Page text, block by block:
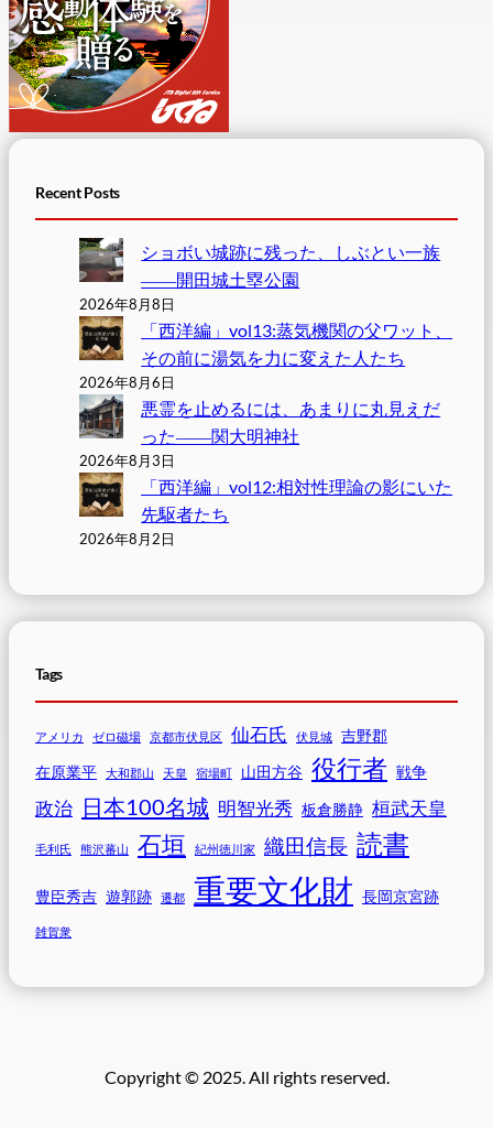
Recent Posts
ショボい城跡に残った、しぶとい一族
――開田城土塁公園
2026年8月8日
「西洋編」vol13:蒸気機関の父ワット、
その前に湯気を力に変えた人たち
2026年8月6日
悪霊を止めるには、あまりに丸見えだ
った――関大明神社
2026年8月3日
「西洋編」vol12:相対性理論の影にいた
先駆者たち
2026年8月2日
Tags
アメリカ ゼロ磁場 京都市伏見区 仙石氏 伏見城
吉野郡
在原業平
大和郡山 天皇 宿場町 山田方谷 役行者 戦争
政治 日本100名城 明智光秀 板倉勝静 桓武天皇
毛利氏 熊沢蕃山 石垣 紀州徳川家 織田信長 読書
豊臣秀吉 遊郭跡 遷都 重要文化財 長岡京宮跡
雑賀衆
Copyright © 2025. All rights reserved.